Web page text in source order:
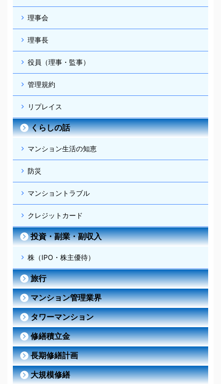
理事会
理事長
役員（理事・監事）
管理規約
リプレイス
くらしの話
マンション生活の知恵
防災
マンショントラブル
クレジットカード
投資・副業・副収入
株（IPO・株主優待）
旅行
マンション管理業界
タワーマンション
修繕積立金
長期修繕計画
大規模修繕